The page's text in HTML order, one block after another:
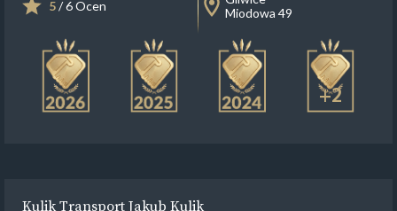
5/ 6 Ocen
Miodowa 49
+2
Kulik Transport Jakub Kulik